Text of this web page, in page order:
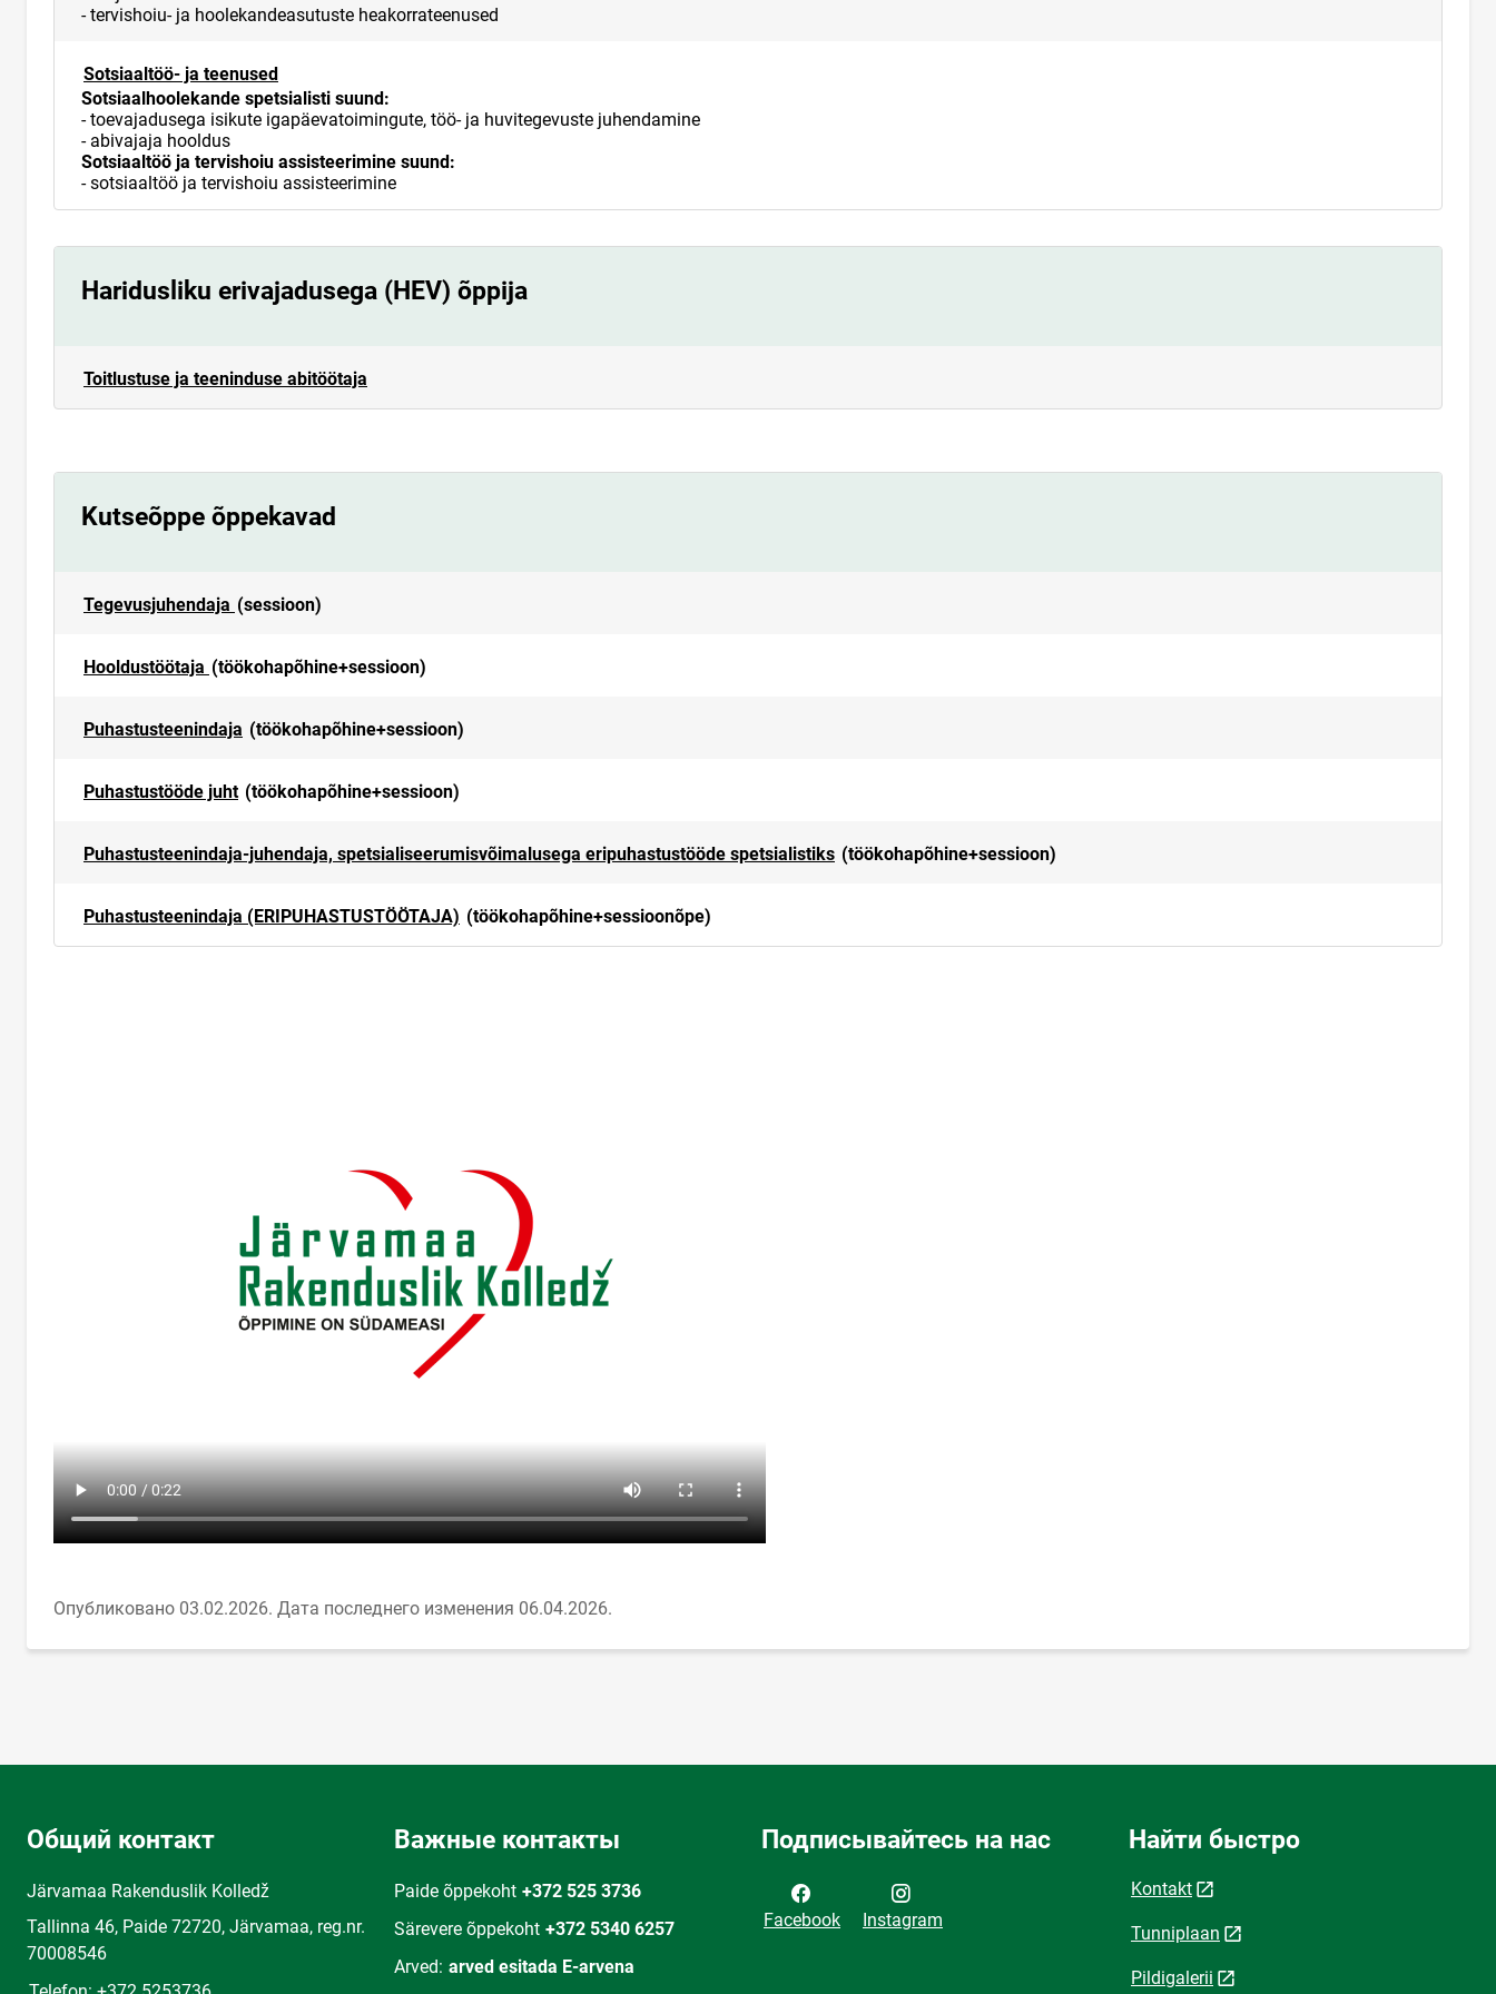
- tervishoiu- ja hoolekandeasutuste heakorrateenused
Sotsiaaltöö- ja teenused
Sotsiaalhoolekande spetsialisti suund:
- toevajadusega isikute igapäevatoimingute, töö- ja huvitegevuste juhendamine
- abivajaja hooldus
Sotsiaaltöö ja tervishoiu assisteerimine suund:
- sotsiaaltöö ja tervishoiu assisteerimine
Haridusliku erivajadusega (HEV) õppija
Toitlustuse ja teeninduse abitöötaja
Kutseõppe õppekavad
Tegevusjuhendaja (sessioon)
Hooldustöötaja (töökohapõhine+sessioon)
Puhastusteenindaja (töökohapõhine+sessioon)
Puhastustööde juht (töökohapõhine+sessioon)
Puhastusteenindaja-juhendaja, spetsialiseerumisvõimalusega eripuhastustööde spetsialistiks (töökohapõhine+sessioon)
Puhastusteenindaja (ERIPUHASTUSTÖÖTAJA) (töökohapõhine+sessioonõpe)
Опубликовано 03.02.2026. Дата последнего изменения 06.04.2026.
Общий контакт
Järvamaa Rakenduslik Kolledž
Tallinna 46, Paide 72720, Järvamaa, reg.nr.
70008546
Важные контакты
Paide õppekoht +372 525 3736
Särevere õppekoht +372 5340 6257
Arved: arved esitada E-arvena
Подписывайтесь на нас
Facebook Instagram
Найти быстро
Kontakt
Tunniplaan
Pildigalerii